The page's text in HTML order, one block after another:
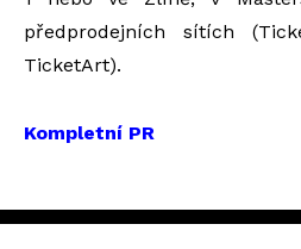
předprodejních sítích
TicketArt).
Kompletní PR